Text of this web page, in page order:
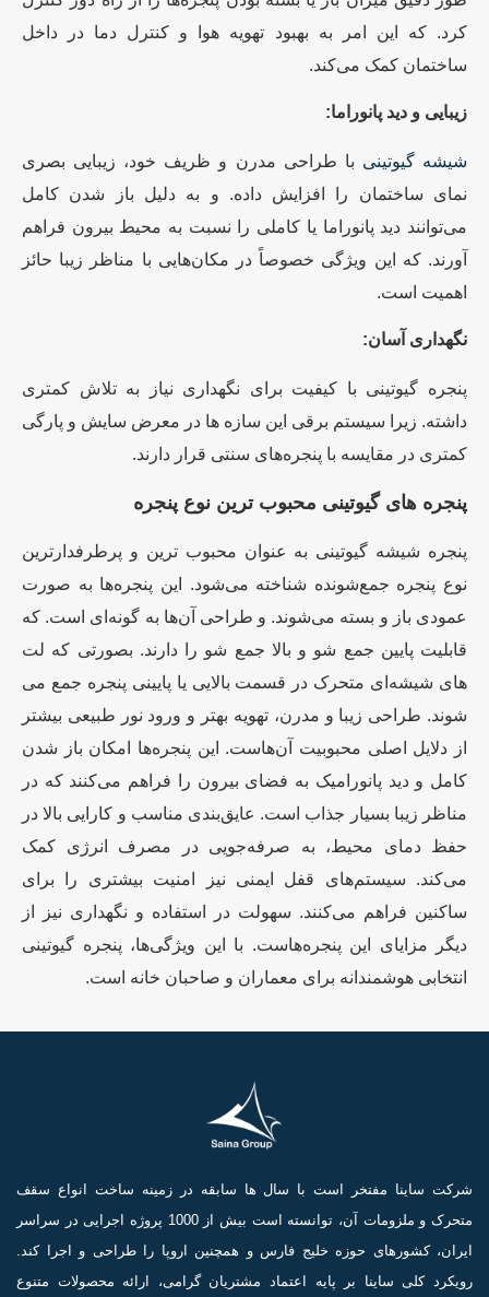
کرد. که این امر به بهبود تهویه هوا و کنترل دما در داخل
ساختمان کمک می‌کند.
زیبایی و دید پانوراما:
شیشه گیوتینی با طراحی مدرن و ظریف خود، زیبایی بصری
نمای ساختمان را افزایش داده. و به دلیل باز شدن کامل
می‌توانند دید پانوراما یا کاملی را نسبت به محیط بیرون فراهم
آورند. که این ویژگی خصوصاً در مکان‌هایی با مناظر زیبا حائز
اهمیت است.
نگهداری آسان:
پنجره گیوتینی با کیفیت برای نگهداری نیاز به تلاش کمتری
داشته. زیرا سیستم برقی این سازه ها در معرض سایش و پارگی
کمتری در مقایسه با پنجره‌های سنتی قرار دارند.
پنجره های گیوتینی محبوب ترین نوع پنجره
پنجره شیشه گیوتینی به عنوان محبوب ترین و پرطرفدارترین
نوع پنجره جمع‌شونده شناخته می‌شود. این پنجره‌ها به صورت
عمودی باز و بسته می‌شوند. و طراحی آن‌ها به گونه‌ای است. که
قابلیت پایین جمع شو و بالا جمع شو را دارند. بصورتی که لت
های شیشه‌ای متحرک در قسمت بالایی یا پایینی پنجره جمع می
شوند. طراحی زیبا و مدرن، تهویه بهتر و ورود نور طبیعی بیشتر
از دلایل اصلی محبوبیت آن‌هاست. این پنجره‌ها امکان باز شدن
کامل و دید پانورامیک به فضای بیرون را فراهم می‌کنند که در
مناظر زیبا بسیار جذاب است. عایق‌بندی مناسب و کارایی بالا در
حفظ دمای محیط، به صرفه‌جویی در مصرف انرژی کمک
می‌کند. سیستم‌های قفل ایمنی نیز امنیت بیشتری را برای
ساکنین فراهم می‌کنند. سهولت در استفاده و نگهداری نیز از
دیگر مزایای این پنجره‌هاست. با این ویژگی‌ها، پنجره گیوتینی
انتخابی هوشمندانه برای معماران و صاحبان خانه است.
شرکت ساینا مفتخر است با سال ها سابقه در زمینه ساخت انواع سقف
متحرک و ملزومات آن، توانسته است بیش از 1000 پروژه اجرایی در سراسر
ایران، کشورهای حوزه خلیج فارس و همچنین اروپا را طراحی و اجرا کند.
رویکرد کلی ساینا بر پایه اعتماد مشتریان گرامی، ارائه محصولات متنوع